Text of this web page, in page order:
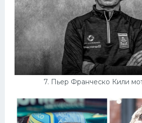
7. Пьер Франческо Кили